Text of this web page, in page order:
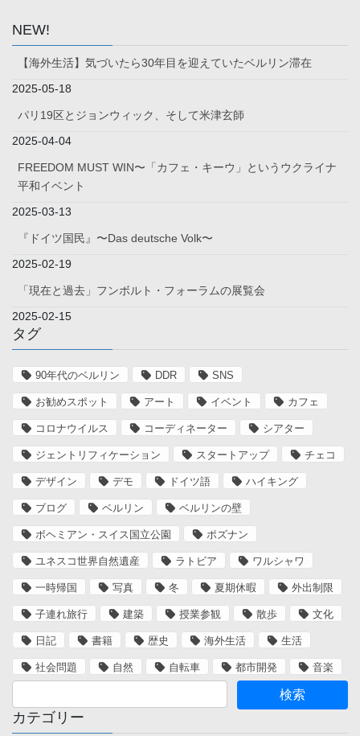
NEW!
【海外生活】気づいたら30年目を迎えていたベルリン滞在
2025-05-18
パリ19区とジョンウィック、そして米津玄師
2025-04-04
FREEDOM MUST WIN〜「カフェ・キーウ」というウクライナ
平和イベント
2025-03-13
『ドイツ国民』〜Das deutsche Volk〜
2025-02-19
「現在と過去」フンボルト・フォーラムの展覧会
2025-02-15
タグ
90年代のベルリン DDR SNS
お勧めスポット アート イベント カフェ
コロナウイルス コーディネーター シアター
ジェントリフィケーション スタートアップ チェコ
デザイン デモ ドイツ語 ハイキング
ブログ ベルリン ベルリンの壁
ボヘミアン・スイス国立公園 ポズナン
ユネスコ世界自然遺産 ラトビア ワルシャワ
一時帰国 写真 冬 夏期休暇 外出制限
子連れ旅行 建築 授業参観 散歩 文化
日記 書籍 歴史 海外生活 生活
社会問題 自然 自転車 都市開発 音楽
カテゴリー